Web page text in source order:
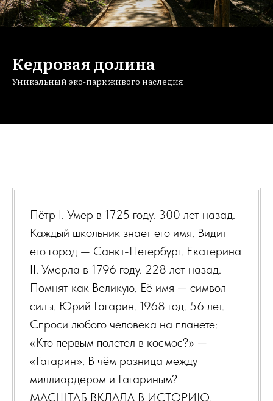
Кедровая долина
Уникальный эко-парк живого наследия
Пётр I. Умер в 1725 году. 300 лет назад.
Каждый школьник знает его имя. Видит
его город — Санкт-Петербург. Екатерина
II. Умерла в 1796 году. 228 лет назад.
Помнят как Великую. Её имя — символ
силы. Юрий Гагарин. 1968 год. 56 лет.
Спроси любого человека на планете:
«Кто первым полетел в космос?» —
«Гагарин». В чём разница между
миллиардером и Гагариным?
МАСШТАБ ВКЛАДА В ИСТОРИЮ.